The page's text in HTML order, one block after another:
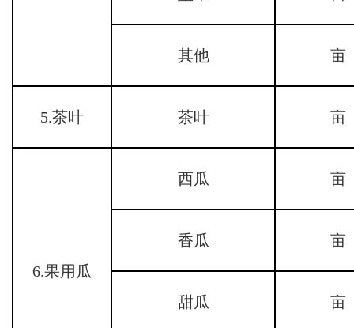
其他 亩
5.茶叶 茶叶 亩
6.果用瓜
西瓜 亩
香瓜 亩
甜瓜 亩